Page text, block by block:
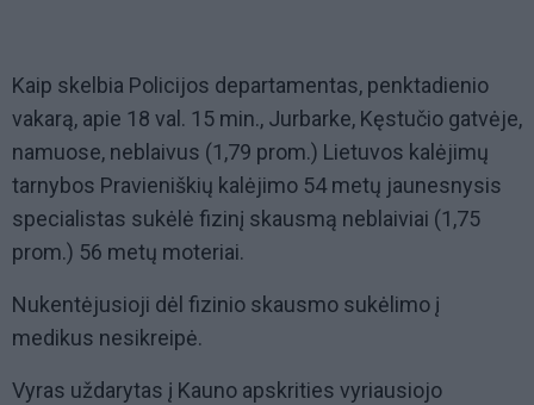
Kaip skelbia Policijos departamentas, penktadienio
vakarą, apie 18 val. 15 min., Jurbarke, Kęstučio gatvėje,
namuose, neblaivus (1,79 prom.) Lietuvos kalėjimų
tarnybos Pravieniškių kalėjimo 54 metų jaunesnysis
specialistas sukėlė fizinį skausmą neblaiviai (1,75
prom.) 56 metų moteriai.
Nukentėjusioji dėl fizinio skausmo sukėlimo į
medikus nesikreipė.
Vyras uždarytas į Kauno apskrities vyriausiojo